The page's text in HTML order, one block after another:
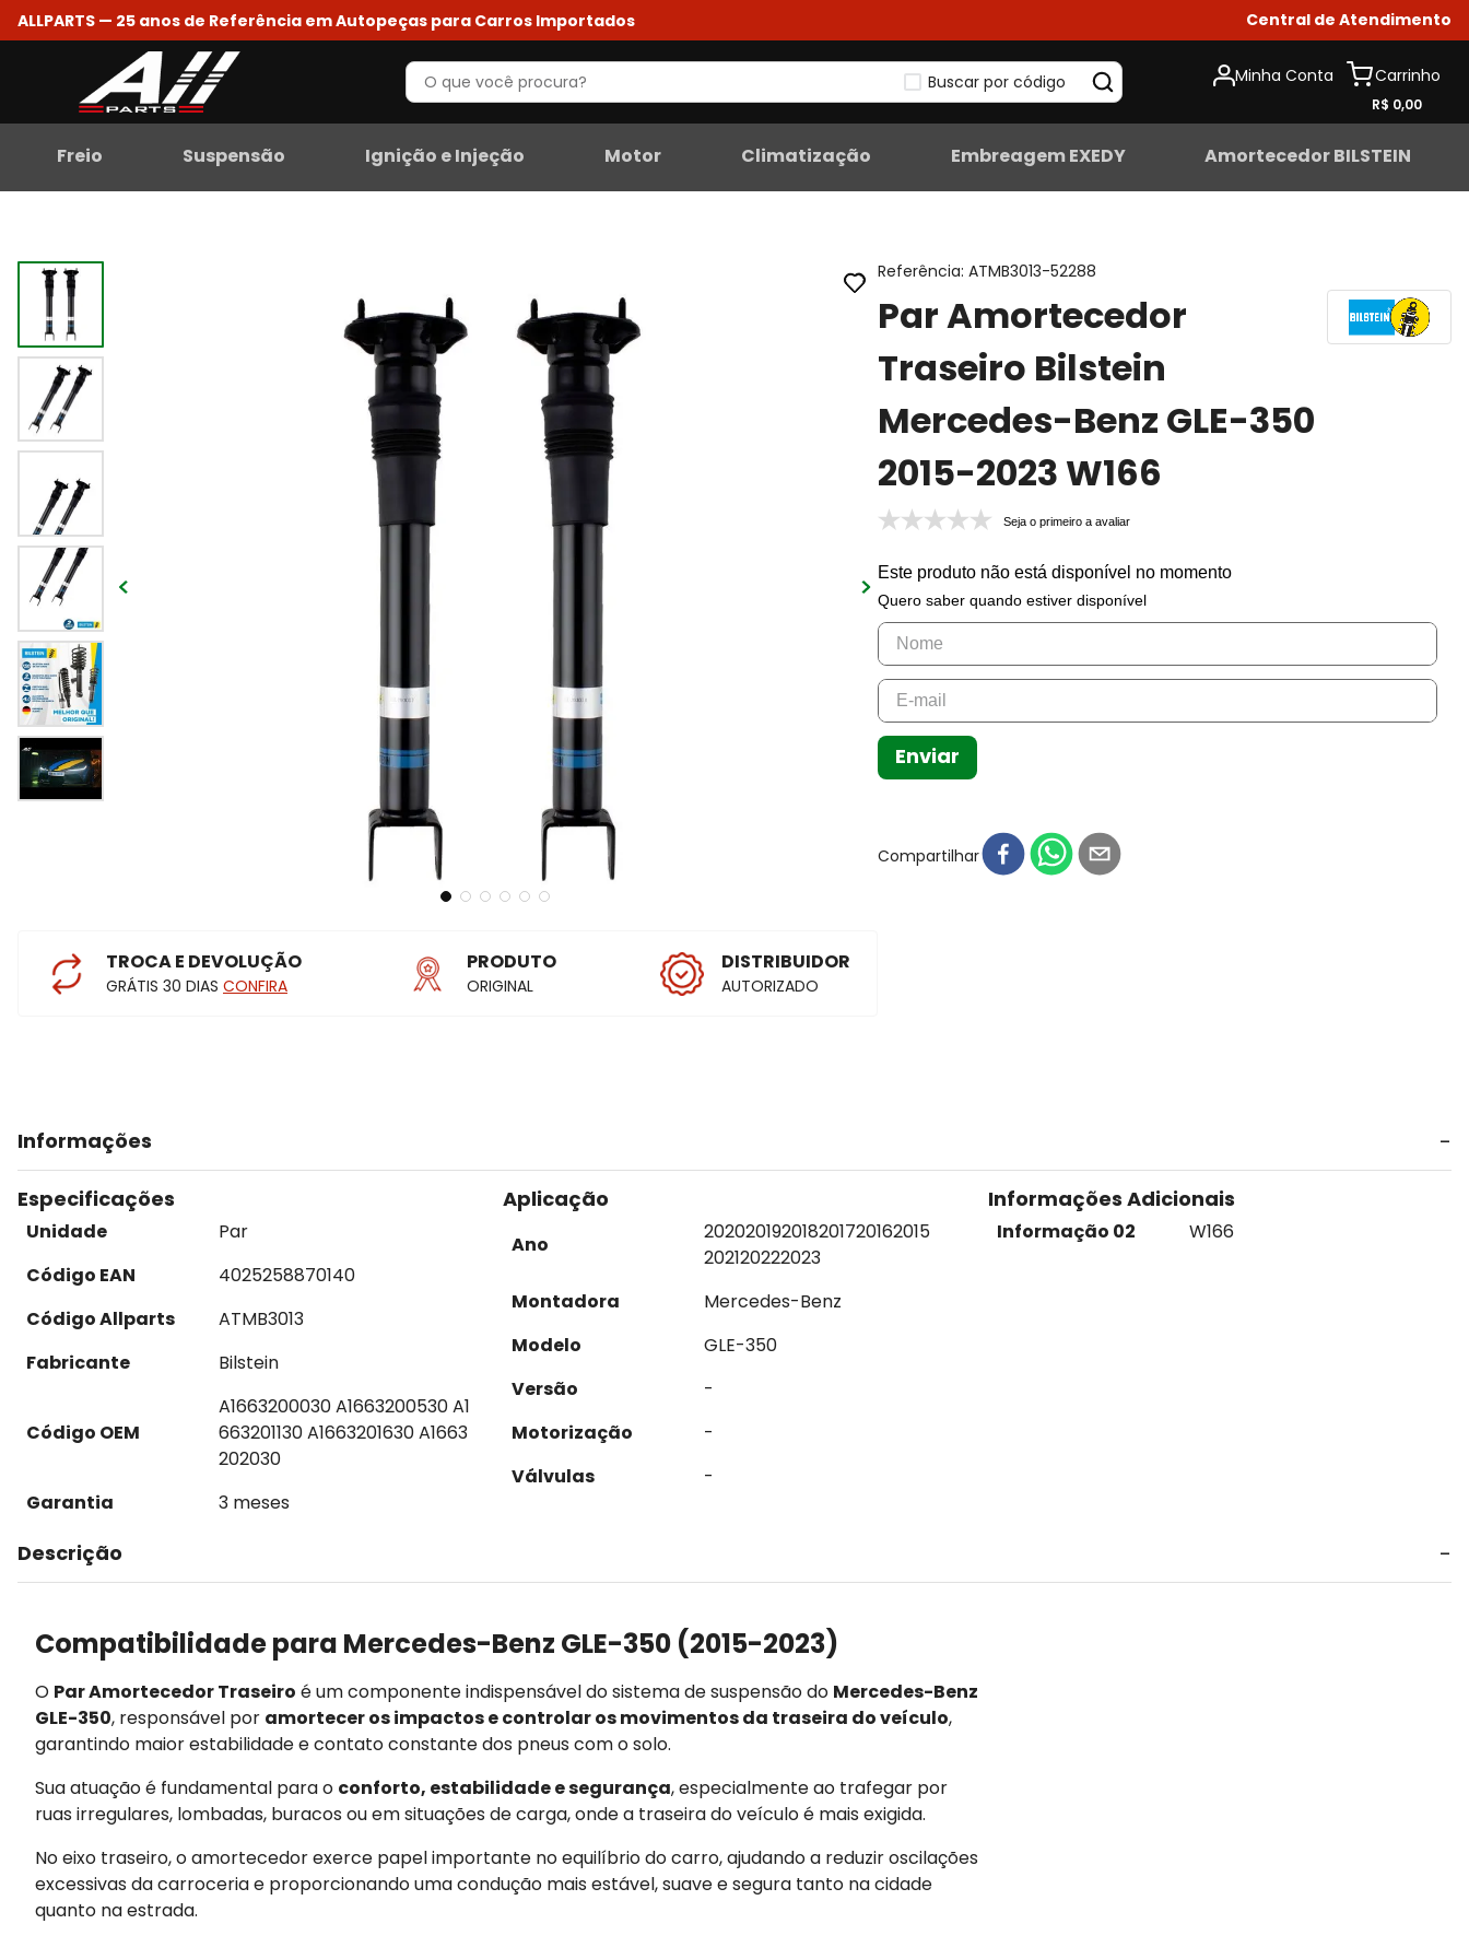
ALLPARTS — 25 anos de Referência em Autopeças para Carros Importados Central de Atendimento
Buscar por código Minha Conta
R$ 0,00
Freio Suspensão Ignição e Injeção Motor Climatização Embreagem EXEDY Amortecedor BILSTEIN
TROCA E DEVOLUÇÃO
GRÁTIS 30 DIAS CONFIRA
PRODUTO
ORIGINAL
DISTRIBUIDOR
AUTORIZADO
Referência:ATMB3013-52288
Par Amortecedor
Traseiro Bilstein
Mercedes-Benz GLE-350
2015-2023 W166
Seja o primeiro a avaliar
Este produto não está disponível no momento
Quero saber quando estiver disponível
Enviar
Compartilhar
Informações
Especificações
Unidade
Par
Código EAN
4025258870140
Código Allparts
ATMB3013
Fabricante
Bilstein
Código OEM
A1663200030 A1663200530 A1
663201130 A1663201630 A1663
202030
Garantia
3 meses
Aplicação
Ano
202020192018201720162015
202120222023
Montadora
Mercedes-Benz
Modelo
GLE-350
Versão
-
Motorização
-
Válvulas
-
Informações Adicionais
Informação 02 W166
Descrição
Compatibilidade para Mercedes-Benz GLE-350 (2015-2023)
O Par Amortecedor Traseiro é um componente indispensável do sistema de suspensão do Mercedes-Benz
GLE-350, responsável por amortecer os impactos e controlar os movimentos da traseira do veículo,
garantindo maior estabilidade e contato constante dos pneus com o solo.
Sua atuação é fundamental para o conforto, estabilidade e segurança, especialmente ao trafegar por
ruas irregulares, lombadas, buracos ou em situações de carga, onde a traseira do veículo é mais exigida.
No eixo traseiro, o amortecedor exerce papel importante no equilíbrio do carro, ajudando a reduzir oscilações
excessivas da carroceria e proporcionando uma condução mais estável, suave e segura tanto na cidade
quanto na estrada.